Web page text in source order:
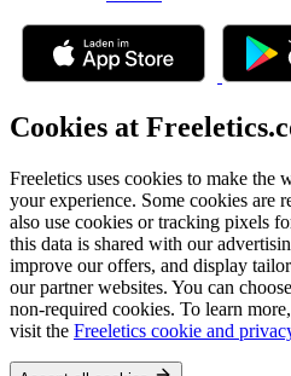
Cookies at
Freeletics uses cookies to make the
your experience. Some cookies are
also use cookies or tracking pixels
this data is shared with our
improve our offers, and display
our partner websites. You can
non-required cookies. To learn
visit the Freeletics cookie and